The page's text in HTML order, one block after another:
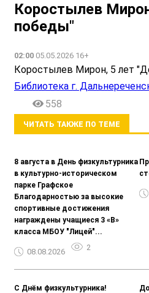
Коростылев
победы"
02:00 05.05.2026 16+
Коростылев Мирон, 5 лет
Библиотека г.
558
ЧИТАТЬ ТАКЖЕ ПО ТЕМЕ
8 августа в День физкультурника
в культурно-историческом
парке Графское
Благодарностью за высокие
спортивные достижения
награждены учащиеся 3 «В»
класса МБОУ "Лицей"...
08.08.2026 2
С Днём физкультурника!